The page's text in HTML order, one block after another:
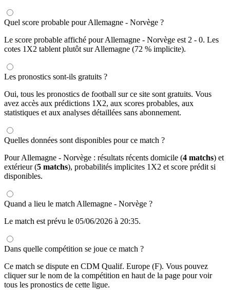
Quel score probable pour Allemagne - Norvège ?
Le score probable affiché pour Allemagne - Norvège est 2 - 0. Les
cotes 1X2 tablent plutôt sur Allemagne (72 % implicite).
Les pronostics sont-ils gratuits ?
Oui, tous les pronostics de football sur ce site sont gratuits. Vous
avez accès aux prédictions 1X2, aux scores probables, aux
statistiques et aux analyses détaillées sans abonnement.
Quelles données sont disponibles pour ce match ?
Pour Allemagne - Norvège : résultats récents domicile (4 matchs) et
extérieur (5 matchs), probabilités implicites 1X2 et score prédit si
disponibles.
Quand a lieu le match Allemagne - Norvège ?
Le match est prévu le 05/06/2026 à 20:35.
Dans quelle compétition se joue ce match ?
Ce match se dispute en CDM Qualif. Europe (F). Vous pouvez
cliquer sur le nom de la compétition en haut de la page pour voir
tous les pronostics de cette ligue.